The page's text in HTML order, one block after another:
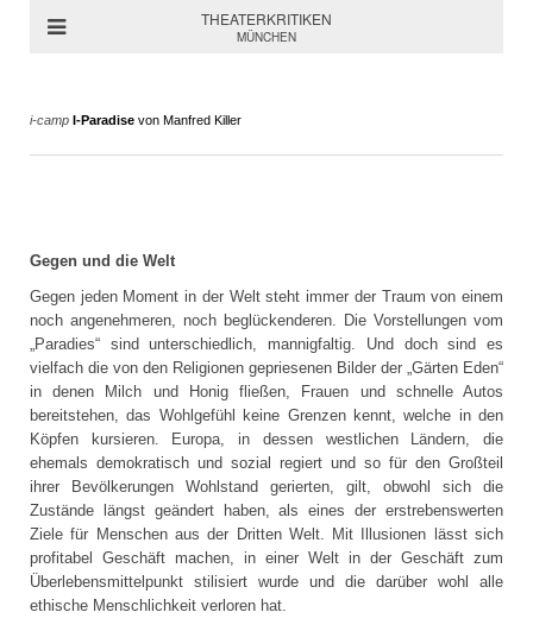
THEATERKRITIKEN
MÜNCHEN
i-camp I-Paradise von Manfred Killer
Gegen und die Welt
Gegen jeden Moment in der Welt steht immer der Traum von einem
noch angenehmeren, noch beglückenderen. Die Vorstellungen vom
„Paradies“ sind unterschiedlich, mannigfaltig. Und doch sind es
vielfach die von den Religionen gepriesenen Bilder der „Gärten Eden“
in denen Milch und Honig fließen, Frauen und schnelle Autos
bereitstehen, das Wohlgefühl keine Grenzen kennt, welche in den
Köpfen kursieren. Europa, in dessen westlichen Ländern, die
ehemals demokratisch und sozial regiert und so für den Großteil
ihrer Bevölkerungen Wohlstand gerierten, gilt, obwohl sich die
Zustände längst geändert haben, als eines der erstrebenswerten
Ziele für Menschen aus der Dritten Welt. Mit Illusionen lässt sich
profitabel Geschäft machen, in einer Welt in der Geschäft zum
Überlebensmittelpunkt stilisiert wurde und die darüber wohl alle
ethische Menschlichkeit verloren hat.